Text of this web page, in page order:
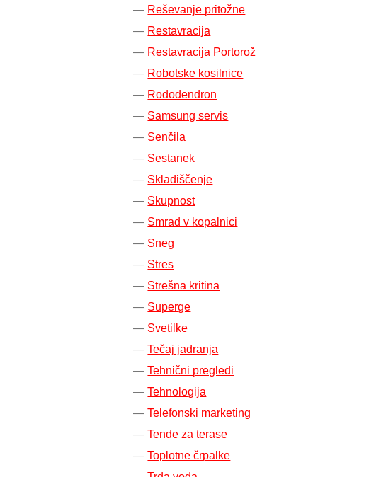
Reševanje pritožne
Restavracija
Restavracija Portorož
Robotske kosilnice
Rododendron
Samsung servis
Senčila
Sestanek
Skladiščenje
Skupnost
Smrad v kopalnici
Sneg
Stres
Strešna kritina
Superge
Svetilke
Tečaj jadranja
Tehnični pregledi
Tehnologija
Telefonski marketing
Tende za terase
Toplotne črpalke